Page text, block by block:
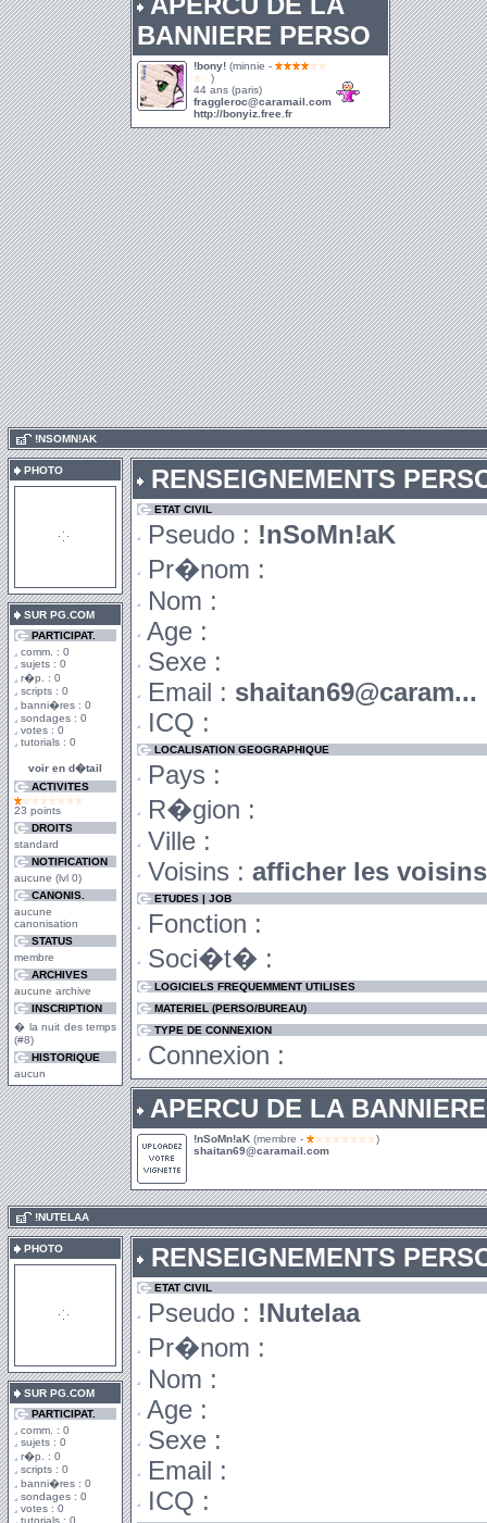
BANNIERE PERSO
!bony! (minnie -
)
44 ans (paris)
fraggleroc@caramail.com
http://bonyiz.free.fr
!NSOMN!AK
PHOTO
SUR PG.COM
PARTICIPAT.
comm. : 0
sujets : 0
r�p. : 0
scripts : 0
banni�res : 0
sondages : 0
votes : 0
tutorials : 0
voir en d�tail
ACTIVITES
23 points
DROITS
standard
NOTIFICATION
aucune (lvl 0)
CANONIS.
aucune
canonisation
STATUS
membre
ARCHIVES
aucune archive
INSCRIPTION
� la nuit des temps
(#8)
HISTORIQUE
aucun
RENSEIGNEMENTS
ETAT CIVIL
Pseudo : !nSoMn!aK
Pr�nom :
Nom :
Age :
Sexe :
Email : shaitan69@caram...
ICQ :
LOCALISATION GEOGRAPHIQUE
Pays :
R�gion :
Ville :
Voisins : afficher les
ETUDES | JOB
Fonction :
Soci�t� :
LOGICIELS FREQUEMMENT UTILISES
MATERIEL (PERSO/BUREAU)
TYPE DE CONNEXION
Connexion :
APERCU DE LA
!nSoMn!aK (membre -
)
shaitan69@caramail.com
!NUTELAA
PHOTO
SUR PG.COM
PARTICIPAT.
comm. : 0
sujets : 0
r�p. : 0
scripts : 0
banni�res : 0
sondages : 0
votes : 0
tutorials : 0
RENSEIGNEMENTS
ETAT CIVIL
Pseudo : !Nutelaa
Pr�nom :
Nom :
Age :
Sexe :
Email :
ICQ :